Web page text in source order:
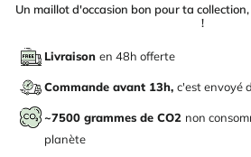
Un maillot d'occasion bon pour ta
!
Livraison en 48h offerte
Commande avant 13h, c'est envoyé
~7500 grammes de CO2 non
planète